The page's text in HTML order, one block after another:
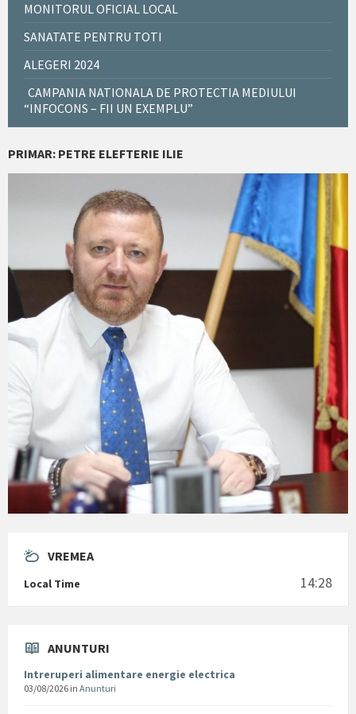
MONITORUL OFICIAL LOCAL
SANATATE PENTRU TOTI
ALEGERI 2024
CAMPANIA NATIONALA DE PROTECTIA MEDIULUI
“INFOCONS – FII UN EXEMPLU”
PRIMAR: PETRE ELEFTERIE ILIE
VREMEA
Local Time 14:28
ANUNTURI
Intreruperi alimentare energie electrica
03/08/2026 in Anunturi